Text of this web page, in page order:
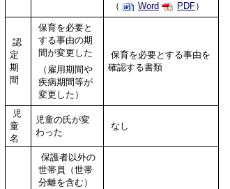
（
Word PDF）
認
定
期
間
保育を必要と
する事由の期
間が変更した
（雇用期間や
疾病期間等が
変更した）
保育を必要とする事由を
確認する書類
児
童
名
児童の氏が変
わった
なし
保護者以外の
世帯員（世帯
分離を含む）